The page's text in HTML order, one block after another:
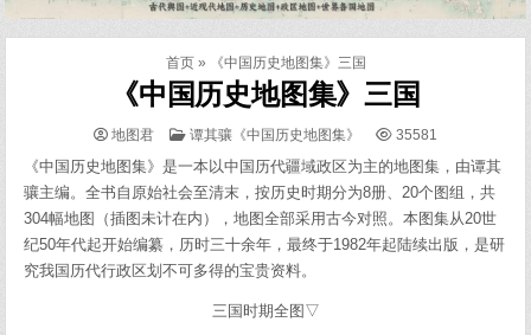
首页» 《中国历史地图集》三国
《中国历史地图集》三国
地图君
POSTED
谭其骧《中国历史地图集》 35581
《中国历史地图集》是一本以中国历代疆域政区为主的地图集，由谭其
骧主编。全书自原始社会至清末，按历史时期分为8册、20个图组，共
304幅地图（插图未计在内），地图全部采用古今对照。本图集从20世
纪50年代起开始编纂，历时三十余年，最终于1982年起陆续出版，是研
究我国历代行政区划不可多得的宝贵资料。
三国时期全图▽